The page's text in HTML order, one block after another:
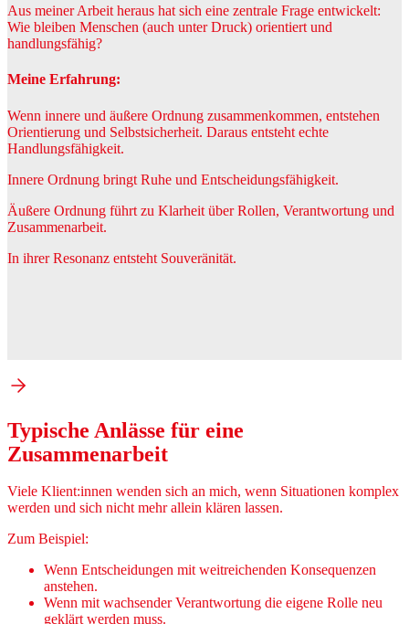
Aus meiner Arbeit heraus hat sich eine zentrale Frage entwickelt:
Wie bleiben Menschen (auch unter Druck) orientiert und
handlungsfähig?
Meine Erfahrung:
Wenn innere und äußere Ordnung zusammenkommen, entstehen
Orientierung und Selbstsicherheit. Daraus entsteht echte
Handlungsfähigkeit.
Innere Ordnung bringt Ruhe und Entscheidungsfähigkeit.
Äußere Ordnung führt zu Klarheit über Rollen, Verantwortung und
Zusammenarbeit.
In ihrer Resonanz entsteht Souveränität.
Typische Anlässe für eine
Zusammenarbeit
Viele Klient:innen wenden sich an mich, wenn Situationen komplex
werden und sich nicht mehr allein klären lassen.
Zum Beispiel:
Wenn Entscheidungen mit weitreichenden Konsequenzen
anstehen.
Wenn mit wachsender Verantwortung die eigene Rolle neu
geklärt werden muss.